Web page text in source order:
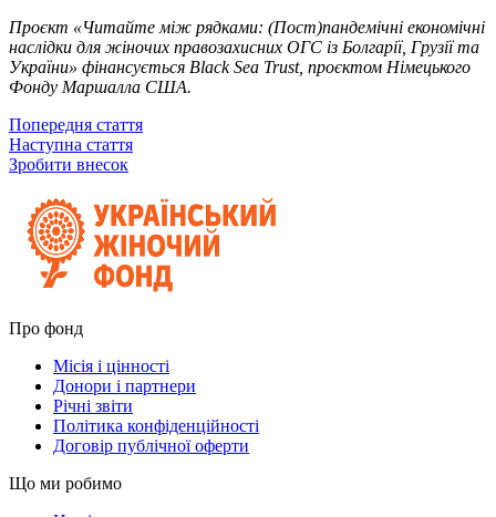
Проєкт «Читайте між рядками: (Пост)пандемічні економічні
наслідки для жіночих правозахисних ОГС із Болгарії, Грузії та
України» фінансується BlackSea Trust, проєктом Німецького
Фонду Маршалла США.
Попередня стаття
Наступна стаття
Зробити внесок
Про фонд
Місія і цінності
Донори і партнери
Річні звіти
Політика конфіденційності
Договір публічної оферти
Що ми робимо